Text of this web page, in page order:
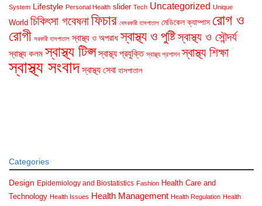
System Lifestyle Personal Health slider Tech Uncategorized Unique
World চিকিৎসা গবেষনাফিচার বেসরকারী হাসপাতাল মেডিকেল ক্যাম্পাস রোগ ও
রোগী সরকারী হাসপাতাল স্বাস্থ্য ও অপরাধ স্বাস্থ্য ও পুষ্টিস্বাস্থ্য ও সৌন্দর্য
স্বাস্থ্য কলম স্বাস্থ্য টিপ্স স্বাস্থ্য প্রযুক্তি স্বাস্থ্য প্রশাসন স্বাস্থ্য শিক্ষা
স্বাস্থ্য সংবাদ স্বাস্থ্য সেবা হাসপাতাল
Categories
Design Epidemiology and Biostatistics Fashion Health Care and
Technology Health Issues Health Management Health Regulation Health